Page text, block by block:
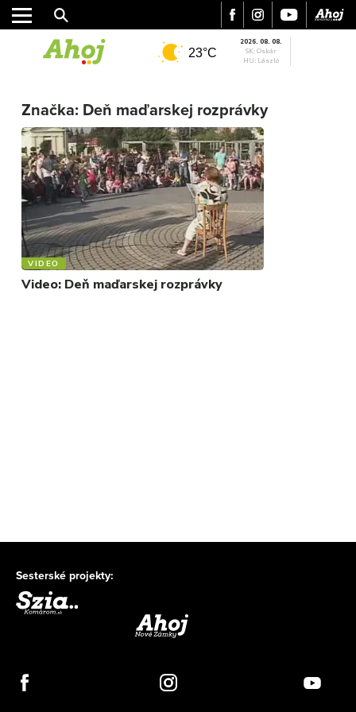
REGIÓN
ŠPORT
KULTÚRA
FOTKY
VIDEO
MIX
23°C
2026. 08. 08.
SK: Oskár
HU: László
Značka: Deň maďarskej rozprávky
VIDEO
Video: Deň maďarskej rozprávky
Sesterské projekty: